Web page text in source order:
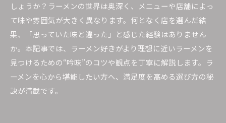
しょうか？ラーメンの世界は奥深く、メニューや店舗によっ
て味や雰囲気が大きく異なります。何となく店を選んだ結
果、「思っていた味と違った」と感じた経験はありません
か。本記事では、ラーメン好きがより理想に近いラーメンを
見つけるための“吟味”のコツや観点を丁寧に解説します。ラ
ーメンを心から堪能したい方へ、満足度を高める選び方の秘
訣が満載です。